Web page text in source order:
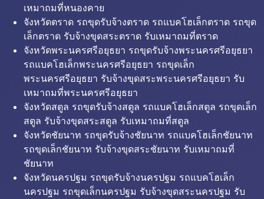
เหมาถมที่หนองคาย
จังหวัดตราด รถขุดรับจ้างตราด รถแบคโฮเล็กตราด รถขุด
เล็กตราด รับจ้างขุดสระตราด รับเหมาถมที่ตราด
จังหวัดพระนครศรีอยุธยา รถขุดรับจ้างพระนครศรีอยุธยา
รถแบคโฮเล็กพระนครศรีอยุธยา รถขุดเล็ก
พระนครศรีอยุธยา รับจ้างขุดสระพระนครศรีอยุธยา รับ
เหมาถมที่พระนครศรีอยุธยา
จังหวัดสตูล รถขุดรับจ้างสตูล รถแบคโฮเล็กสตูล รถขุดเล็ก
สตูล รับจ้างขุดสระสตูล รับเหมาถมที่สตูล
จังหวัดชัยนาท รถขุดรับจ้างชัยนาท รถแบคโฮเล็กชัยนาท
รถขุดเล็กชัยนาท รับจ้างขุดสระชัยนาท รับเหมาถมที่
ชัยนาท
จังหวัดนครปฐม รถขุดรับจ้างนครปฐม รถแบคโฮเล็ก
นครปฐม รถขุดเล็กนครปฐม รับจ้างขุดสระนครปฐม รับ